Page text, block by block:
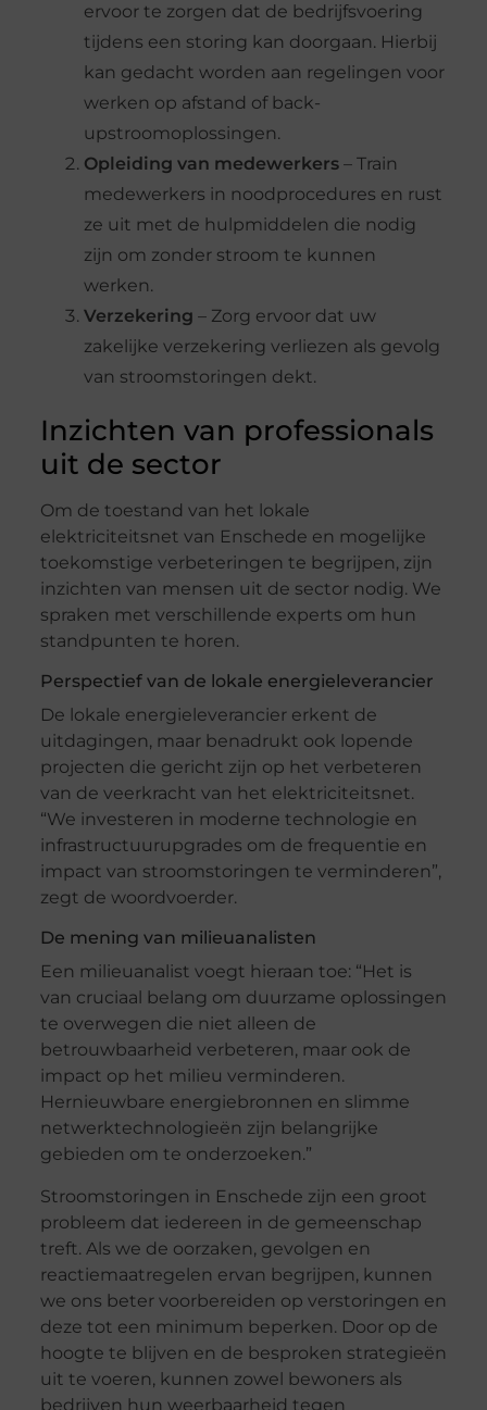
ervoor te zorgen dat de bedrijfsvoering
tijdens een storing kan doorgaan. Hierbij
kan gedacht worden aan regelingen voor
werken op afstand of back-
upstroomoplossingen.
Opleiding van medewerkers– Train
medewerkers in noodprocedures en rust
ze uit met de hulpmiddelen die nodig
zijn om zonder stroom te kunnen
werken.
Verzekering – Zorg ervoor dat uw
zakelijke verzekering verliezen als gevolg
van stroomstoringen dekt.
Inzichten van professionals
uit de sector
Om de toestand van het lokale
elektriciteitsnet van Enschede en mogelijke
toekomstige verbeteringen te begrijpen, zijn
inzichten van mensen uit de sector nodig. We
spraken met verschillende experts om hun
standpunten te horen.
Perspectief van de lokale energieleverancier
De lokale energieleverancier erkent de
uitdagingen, maar benadrukt ook lopende
projecten die gericht zijn op het verbeteren
van de veerkracht van het elektriciteitsnet.
“We investeren in moderne technologie en
infrastructuurupgrades om de frequentie en
impact van stroomstoringen te verminderen”,
zegt de woordvoerder.
De mening van milieuanalisten
Een milieuanalist voegt hieraan toe: “Het is
van cruciaal belang om duurzame oplossingen
te overwegen die niet alleen de
betrouwbaarheid verbeteren, maar ook de
impact op het milieu verminderen.
Hernieuwbare energiebronnen en slimme
netwerktechnologieën zijn belangrijke
gebieden om te onderzoeken.”
Stroomstoringen in Enschede zijn een groot
probleem dat iedereen in de gemeenschap
treft. Als we de oorzaken, gevolgen en
reactiemaatregelen ervan begrijpen, kunnen
we ons beter voorbereiden op verstoringen en
deze tot een minimum beperken. Door op de
hoogte te blijven en de besproken strategieën
uit te voeren, kunnen zowel bewoners als
bedrijven hun weerbaarheid tegen